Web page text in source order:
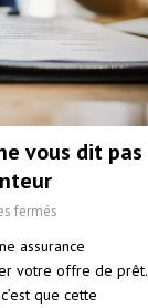
vous dit pas
fermés
assurance
votre offre de prêt.
que cette